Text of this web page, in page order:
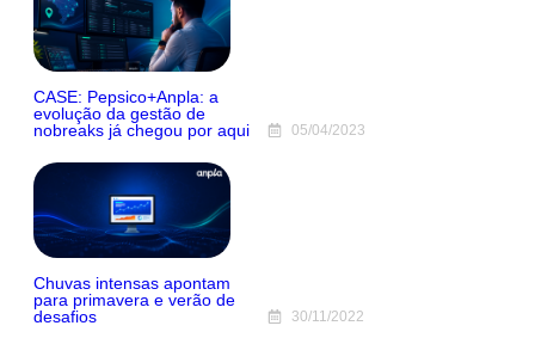
CASE: Pepsico+Anpla: a
evolução da gestão de
nobreaks já chegou por aqui
05/04/2023
Chuvas intensas apontam
para primavera e verão de
desafios
30/11/2022